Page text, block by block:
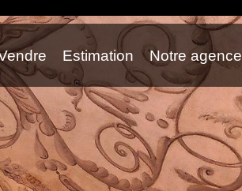
Estimation Notre agence